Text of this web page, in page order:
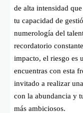
de alta intensidad
tu capacidad de
numerología del
recordatorio
impacto, el riesgo es
encuentras con esta
invitado a realizar
con la abundancia y
más ambiciosos.